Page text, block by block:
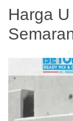
Harga